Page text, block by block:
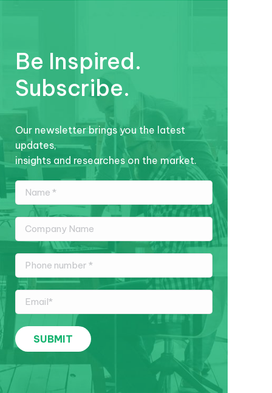
Be Inspired.
Subscribe.
Our newsletter brings you the latest
updates,
insights and researches on the market.